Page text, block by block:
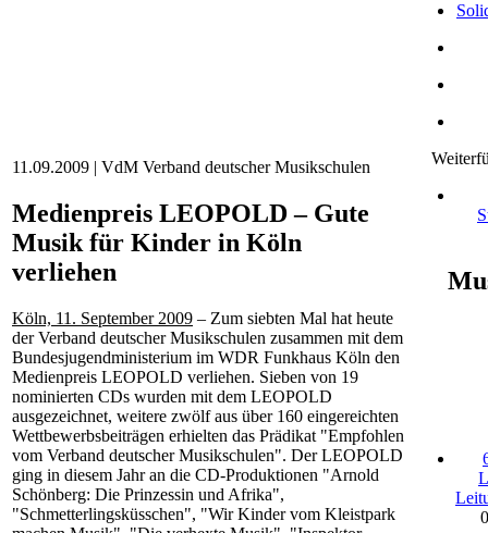
11.09.2009 | VdM Verband deutscher Musikschulen
Medienpreis LEOPOLD – Gute
Musik für Kinder in Köln
verliehen
Köln, 11. September 2009 – Zum siebten Mal hat heute
der Verband deutscher Musikschulen zusammen mit dem
Bundesjugendministerium im WDR Funkhaus Köln den
Medienpreis LEOPOLD verliehen. Sieben von 19
nominierten CDs wurden mit dem LEOPOLD
ausgezeichnet, weitere zwölf aus über 160 eingereichten
Wettbewerbsbeiträgen erhielten das Prädikat "Empfohlen
vom Verband deutscher Musikschulen". Der LEOPOLD
ging in diesem Jahr an die CD-Produktionen "Arnold
Schönberg: Die Prinzessin und Afrika",
"Schmetterlingsküsschen", "Wir Kinder vom Kleistpark